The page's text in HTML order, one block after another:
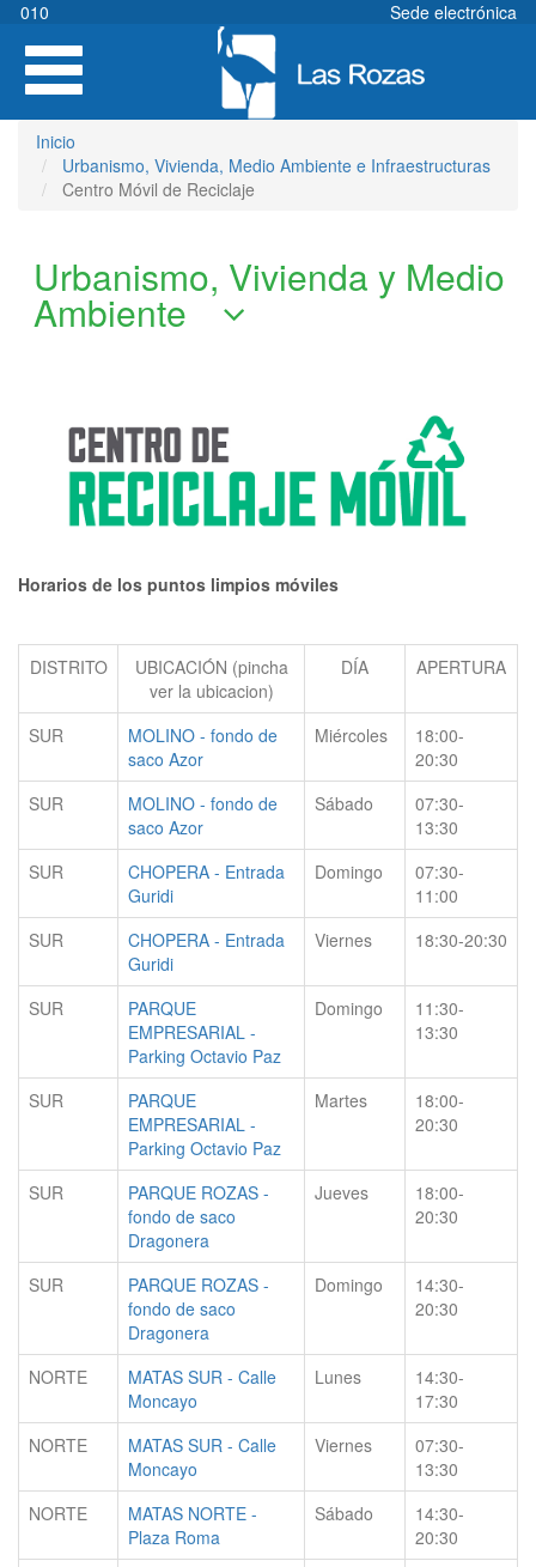
Pasar
contenido
principal
010
Sede electrónica
Toggle
navigation
Inicio
Urbanismo, Vivienda, Medio Ambiente e Infraestructuras
Centro Móvil de Reciclaje
Urbanismo, Vivienda y Medio
Ambiente
Horarios de los puntos limpios móviles
DISTRITO
UBICACIÓN (pincha
ver la ubicacion)
DÍA APERTURA
SUR
MOLINO - fondo de
saco Azor
Miércoles
18:00-
20:30
SUR
MOLINO - fondo de
saco Azor
Sábado
07:30-
13:30
SUR
CHOPERA - Entrada
Guridi
Domingo
07:30-
11:00
SUR
CHOPERA - Entrada
Guridi
Viernes 18:30-20:30
SUR
PARQUE
EMPRESARIAL -
Parking Octavio Paz
Domingo
11:30-
13:30
SUR
PARQUE
EMPRESARIAL -
Parking Octavio Paz
Martes
18:00-
20:30
SUR
PARQUE ROZAS -
fondo de saco
Dragonera
Jueves
18:00-
20:30
SUR
PARQUE ROZAS -
fondo de saco
Dragonera
Domingo
14:30-
20:30
NORTE
MATAS SUR - Calle
Moncayo
Lunes
14:30-
17:30
NORTE
MATAS SUR - Calle
Moncayo
Viernes
07:30-
13:30
NORTE
MATAS NORTE -
Plaza Roma
Sábado
14:30-
20:30